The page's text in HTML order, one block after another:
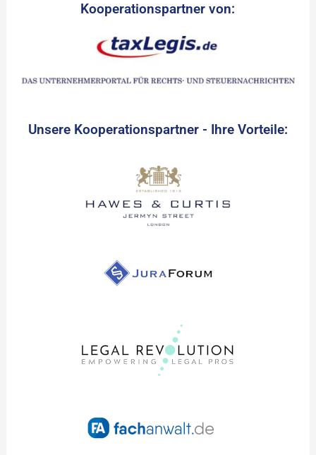
Kooperationspartner von:
Unsere Kooperationspartner - Ihre Vorteile: